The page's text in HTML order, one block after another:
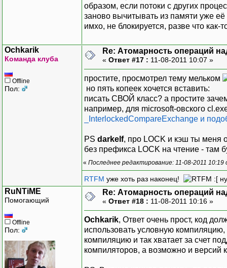
образом, если потоки с других
заново вычитывать из памяти уже
имхо, не блокируется, разве что
Ochkarik
Команда клуба
Offline
Пол:
Re: Атомарность операций
« Ответ #17 : 11-08-2011 10:07 »
простите, просмотрел тему мельком
но пять копеек хочется вставить:
писать СВОЙ класс? а простите
например, для microsoft-овского
_InterlockedCompareExchange и
PS darkelf, про LOCK и кэш ты меня
без префикса LOCK на чтение - там
« Последнее редактирование: 11-08-2011 10:19
RTFM уже хоть раз наконец! :[
RuNTiME
Помогающий
Offline
Пол:
Re: Атомарность операций
« Ответ #18 : 11-08-2011 10:16 »
Ochkarik, Ответ очень прост, код
использовать условную
компиляцию и так хватает за счет
компиляторов, а возможно и версий